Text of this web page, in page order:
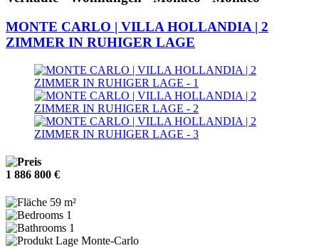
MONTE CARLO | VILLA HOLLANDIA | 2
ZIMMER IN RUHIGER LAGE
1 886 800 €
59 m²
1
1
Monte-Carlo